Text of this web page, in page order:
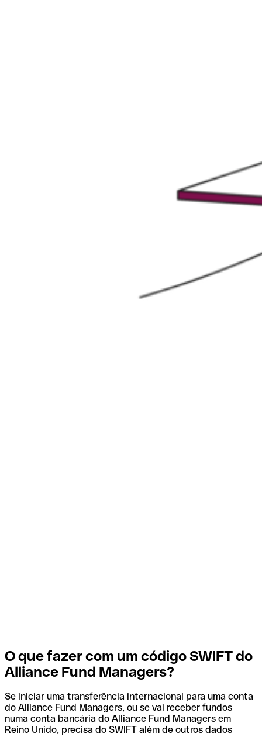
O que fazer com um código SWIFT do
Alliance Fund Managers?
Se iniciar uma transferência internacional para uma conta
do Alliance Fund Managers, ou se vai receber fundos
numa conta bancária do Alliance Fund Managers em
Reino Unido, precisa do SWIFT além de outros dados